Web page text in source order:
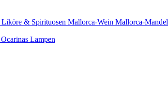
Liköre & Spirituosen Mallorca-Wein Mallorca-Mandel
Ocarinas Lampen